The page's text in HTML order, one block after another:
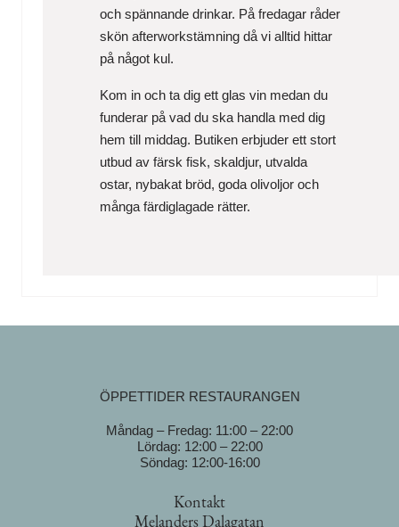
och spännande drinkar. På fredagar råder
skön afterworkstämning då vi alltid hittar
på något kul.
Kom in och ta dig ett glas vin medan du
funderar på vad du ska handla med dig
hem till middag. Butiken erbjuder ett stort
utbud av färsk fisk, skaldjur, utvalda
ostar, nybakat bröd, goda olivoljor och
många färdiglagade rätter.
ÖPPETTIDER RESTAURANGEN
Måndag – Fredag: 11:00 – 22:00
Lördag: 12:00 – 22:00
Söndag: 12:00-16:00
Kontakt
Melanders Dalagatan